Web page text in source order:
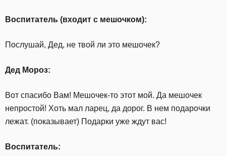
Воспитатель (входит с мешочком):
Послушай, Дед, не твой ли это мешочек?
Дед Мороз:
Вот спасибо Вам! Мешочек-то этот мой. Да мешочек
непростой! Хоть мал ларец, да дорог. В нем подарочки
лежат. (показывает) Подарки уже ждут вас!
Воспитатель: